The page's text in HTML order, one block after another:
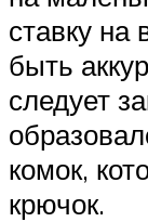
ставку на
быть
следует
комок,
крючок.